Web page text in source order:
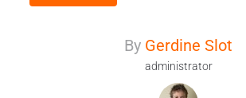
By Gerdine Slot
administrator